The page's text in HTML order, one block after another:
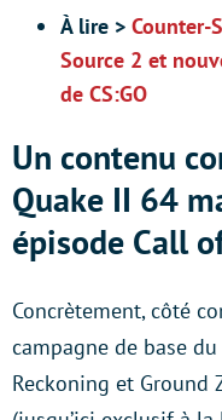
À lire > Counter-
Source 2 et
de CS:GO
Un contenu
Quake II 64
épisode Call
Concrètement, côté
campagne de base
Reckoning et Ground